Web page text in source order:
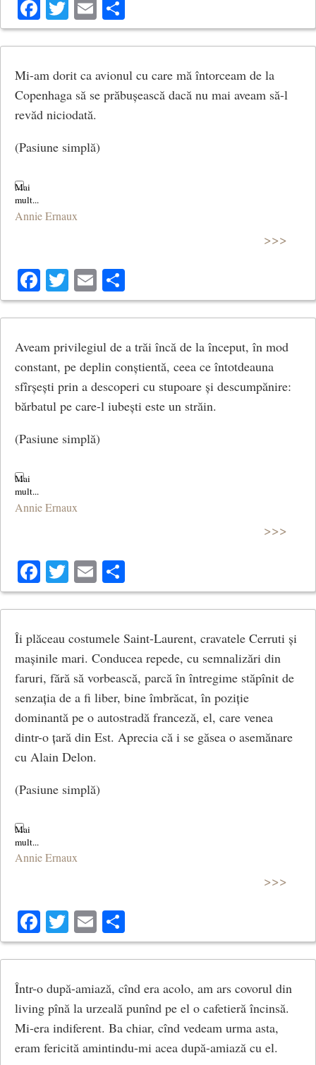
Facebook
TwitterEmail
Mi-am dorit ca avionul cu care mă întorceam de la
Copenhaga să se prăbușească dacă nu mai aveam să-l
revăd niciodată.
(Pasiune simplă)
Annie Ernaux
>>>
Facebook
Twitter
Email
Aveam privilegiul de a trăi încă de la început, în mod
constant, pe deplin conștientă, ceea ce întotdeauna
sfîrșești prin a descoperi cu stupoare și descumpănire:
bărbatul pe care-l iubești este un străin.
(Pasiune simplă)
Annie Ernaux
>>>
Facebook
Twitter
Email
Îi plăceau costumele Saint-Laurent, cravatele Cerruti și
mașinile mari. Conducea repede, cu semnalizări din
faruri, fără să vorbească, parcă în întregime stăpînit de
senzația de a fi liber, bine îmbrăcat, în poziție
dominantă pe o autostradă franceză, el, care venea
dintr-o țară din Est. Aprecia că i se găsea o asemănare
cu Alain Delon.
(Pasiune simplă)
Annie Ernaux
>>>
Facebook
Twitter
Email
Într-o după-amiază, cînd era acolo, am ars covorul din
living pînă la urzeală punînd pe el o cafetieră încinsă.
Mi-era indiferent. Ba chiar, cînd vedeam urma asta,
eram fericită amintindu-mi acea după-amiază cu el.